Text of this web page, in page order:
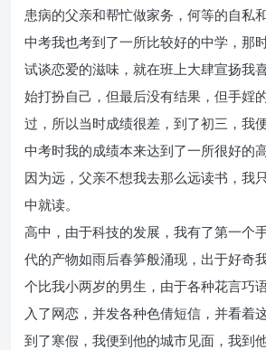
患病的父亲和帮忙做家务，何等的自私
中考我也考到了一所比较好的中学，那
试谈恋爱的滋味，就在班上大肆宣扬我
始打扮自己，但最后没有结果，但手婬
过，所以当时成绩很差，到了初三，我
中考时我的成绩本来达到了一所很好的
因为远，父亲不想我去那么远读书，我
中就读。
高中，由于科技的发展，我有了第一个
代的产物如雨后春笋般涌现，出于好奇
个比我小两岁的男生，由于各种花言巧
入了网恋，并发各种色倩短信，并看着
到了寒假，我便到他的城市见面，我到